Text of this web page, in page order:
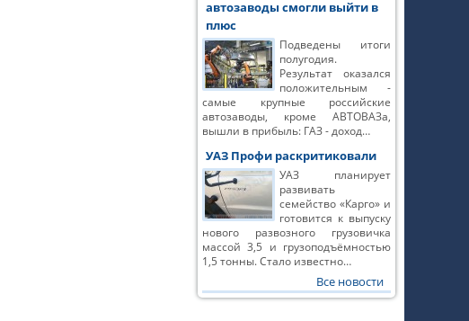
автозаводы смогли выйти в
плюс
Подведены итоги
полугодия.
Результат оказался
положительным -
самые крупные российские
автозаводы, кроме АВТОВАЗа,
вышли в прибыль: ГАЗ - доход…
УАЗ Профи раскритиковали
УАЗ планирует
развивать
семейство «Карго» и
готовится к выпуску
нового развозного грузовичка
массой 3,5 и грузоподъёмностью
1,5 тонны. Стало известно…
Все новости